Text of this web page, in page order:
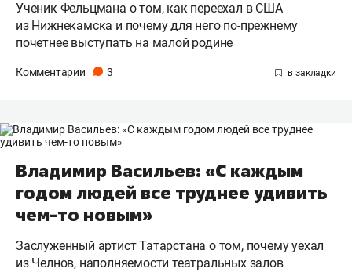
Ученик Фельцмана о том, как переехал в США
из Нижнекамска и почему для него по-прежнему
почетнее выступать на малой родине
Комментарии 3
Владимир Васильев: «С каждым
годом людей все труднее удивить
чем-то новым»
Заслуженный артист Татарстана о том, почему уехал
из Челнов, наполняемости театральных залов